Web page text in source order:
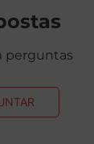
perguntas